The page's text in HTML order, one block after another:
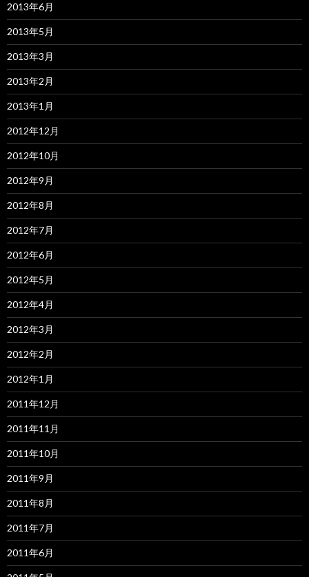
2013年6月
2013年5月
2013年3月
2013年2月
2013年1月
2012年12月
2012年10月
2012年9月
2012年8月
2012年7月
2012年6月
2012年5月
2012年4月
2012年3月
2012年2月
2012年1月
2011年12月
2011年11月
2011年10月
2011年9月
2011年8月
2011年7月
2011年6月